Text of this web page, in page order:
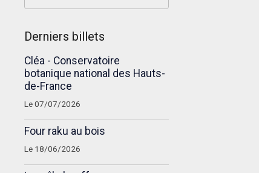
Derniers billets
Cléa - Conservatoire
botanique national des Hauts-
de-France
Le 07/07/2026
Four raku au bois
Le 18/06/2026